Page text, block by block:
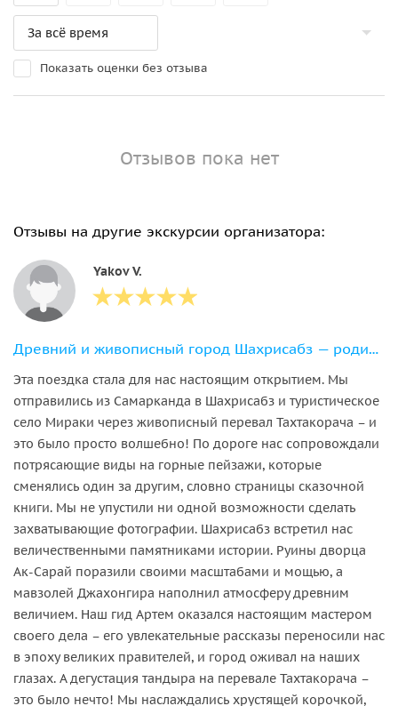
Показать оценки без отзыва
Отзывов пока нет
Отзывы на другие экскурсии организатора:
Yakov V.
Древний и живописный город Шахрисабз — родина Тамерлана
Эта поездка стала для нас настоящим открытием. Мы
отправились из Самарканда в Шахрисабз и туристическое
село Мираки через живописный перевал Тахтакорача – и
это было просто волшебно! По дороге нас сопровождали
потрясающие виды на горные пейзажи, которые
сменялись один за другим, словно страницы сказочной
книги. Мы не упустили ни одной возможности сделать
захватывающие фотографии. Шахрисабз встретил нас
величественными памятниками истории. Руины дворца
Ак-Сарай поразили своими масштабами и мощью, а
мавзолей Джахонгира наполнил атмосферу древним
величием. Наш гид Артем оказался настоящим мастером
своего дела – его увлекательные рассказы переносили нас
в эпоху великих правителей, и город оживал на наших
глазах. А дегустация тандыра на перевале Тахтакорача –
это было нечто! Мы наслаждались хрустящей корочкой,